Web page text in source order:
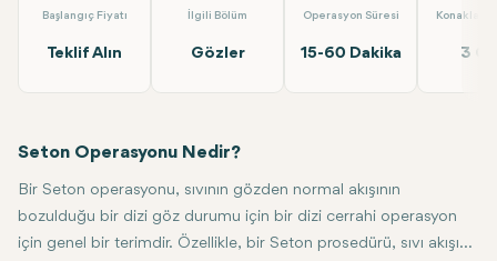
Başlangıç Fiyatı
Teklif Alın
İlgili Bölüm
Gözler
Operasyon Süresi
15-60 Dakika 3
Seton Operasyonu Nedir?
Bir Seton operasyonu, sıvının gözden normal akışının
bozulduğu bir dizi göz durumu için bir dizi cerrahi operasyon
için genel bir terimdir. Özellikle, bir Seton prosedürü, sıvı akışını